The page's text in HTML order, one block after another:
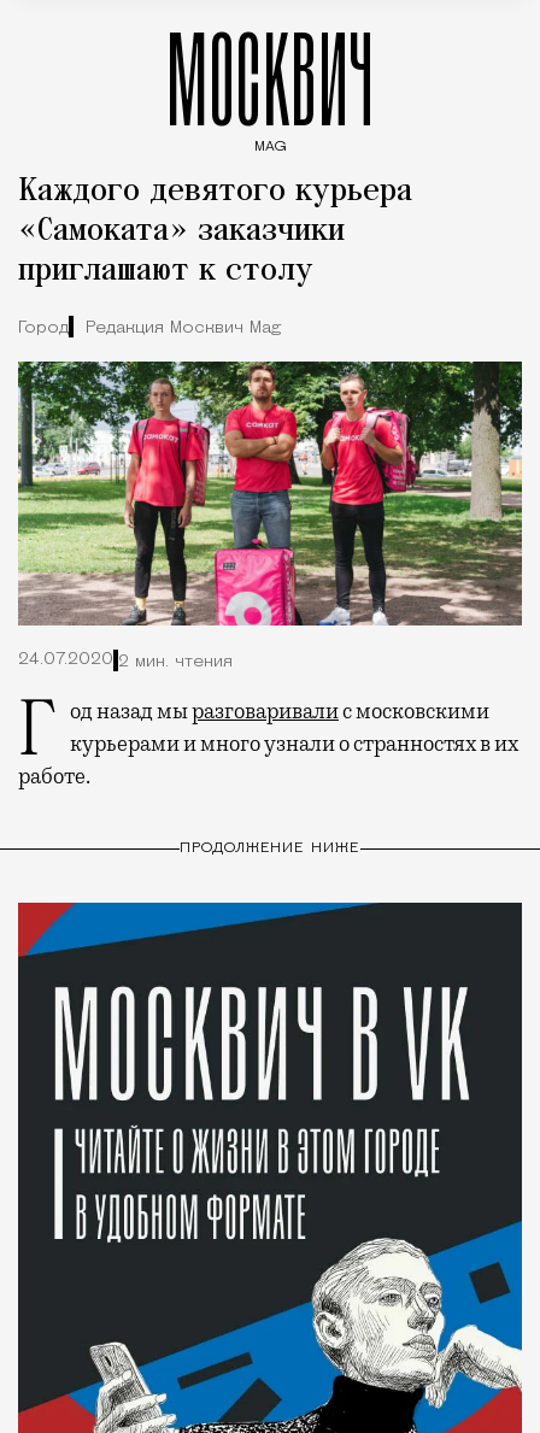
МОСКВИЧ
MAG
Каждого девятого курьера
«Самоката» заказчики
приглашают к столу
Город Редакция Москвич Mag
24.07.2020 2 мин. чтения
Год назад мыразговаривалис московскими
курьерами и много узнали о странностях в их
работе.
ПРОДОЛЖЕНИЕ НИЖЕ